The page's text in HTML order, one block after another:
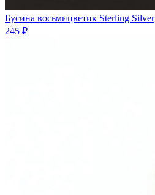
Бусина восьмицветик Sterling Silver
245 ₽